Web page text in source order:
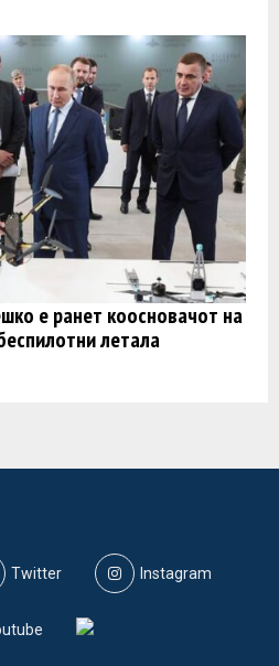
е ранет коосновачот на
летала
Twitter Instagram